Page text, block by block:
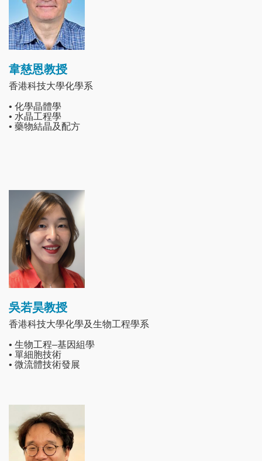
韋慈恩教授
香港科技大學化學系
• 化學晶體學
• 水晶工程學
• 藥物結晶及配方
Image
吳若昊教授
香港科技大學化學及生物工程學系
• 生物工程–基因組學
• 單細胞技術
• 微流體技術發展
Image